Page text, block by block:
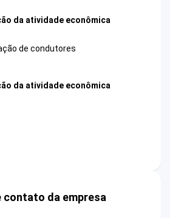
da atividade econômica
de condutores
da atividade econômica
contato da empresa